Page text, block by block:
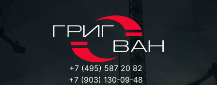
+7 (495) 587 20 82
+7 (903) 130-09-48